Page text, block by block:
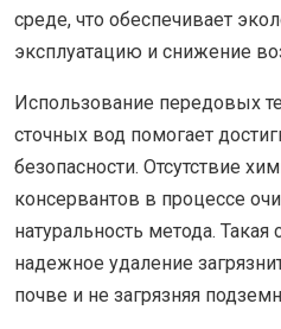
среде, что обеспечивает
эксплуатацию и снижение
Использование передовых
сточных вод помогает
безопасности. Отсутствие
консервантов в процессе
натуральность метода. Такая
надежное удаление
почве и не загрязняя